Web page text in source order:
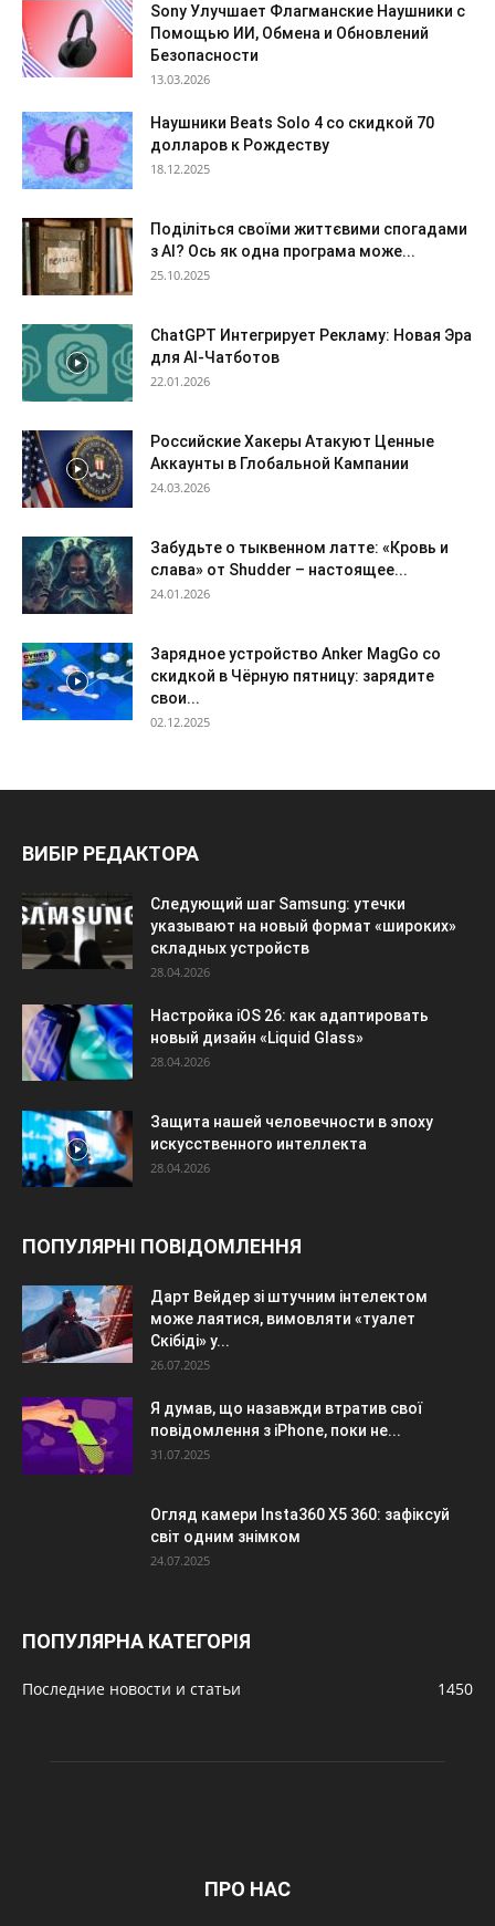
Sony Улучшает Флагманские Наушники с
Помощью ИИ, Обмена и Обновлений
Безопасности
13.03.2026
Наушники Beats Solo 4 со скидкой 70
долларов к Рождеству
18.12.2025
Поділіться своїми життєвими спогадами
з AI? Ось як одна програма може...
25.10.2025
ChatGPT Интегрирует Рекламу: Новая Эра
для AI-Чатботов
22.01.2026
Российские Хакеры Атакуют Ценные
Аккаунты в Глобальной Кампании
24.03.2026
Забудьте о тыквенном латте: «Кровь и
слава» от Shudder – настоящее...
24.01.2026
Зарядное устройство Anker MagGo со
скидкой в Чёрную пятницу: зарядите
свои...
02.12.2025
ВИБІР РЕДАКТОРА
Следующий шаг Samsung: утечки
указывают на новый формат «широких»
складных устройств
28.04.2026
Настройка iOS 26: как адаптировать
новый дизайн «Liquid Glass»
28.04.2026
Защита нашей человечности в эпоху
искусственного интеллекта
28.04.2026
ПОПУЛЯРНІ ПОВІДОМЛЕННЯ
Дарт Вейдер зі штучним інтелектом
може лаятися, вимовляти «туалет
Скібіді» у...
26.07.2025
Я думав, що назавжди втратив свої
повідомлення з iPhone, поки не...
31.07.2025
Огляд камери Insta360 X5 360: зафіксуй
світ одним знімком
24.07.2025
ПОПУЛЯРНА КАТЕГОРІЯ
Последние новости и статьи 1450
ПРО НАС